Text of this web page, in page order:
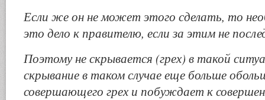
Если же он не может этого сделать, то
это дело к правителю, если за этим не
Поэтому не скрывается (грех) в такой
скрывание в таком случае еще больше
совершающего грех и побуждает к